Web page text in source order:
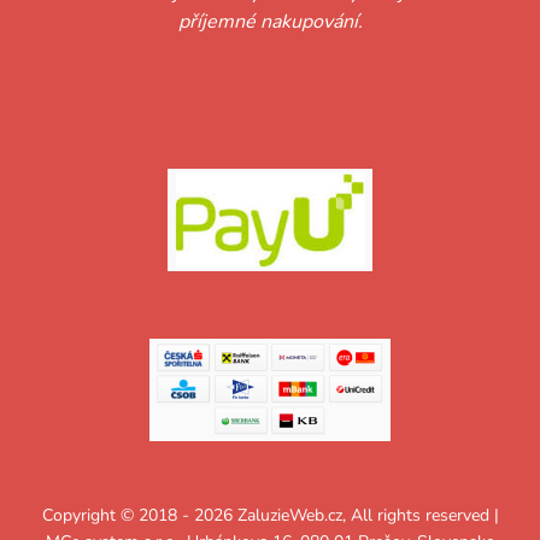
příjemné nakupování.
Copyright © 2018 - 2026 ZaluzieWeb.cz, All rights reserved |